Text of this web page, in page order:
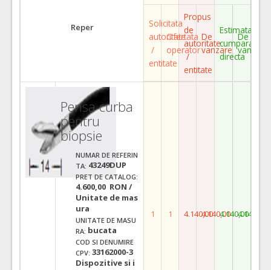
Reper
Solicitata
autoritate
/
entitate
Ofertata
operator
Propus
de
autoritate
/
entitate
De
vanzare
Estimata
cumparare
directa
De
vanzare
Pensa curba
pentru
biopsie
NUMAR DE REFERIN
TA: 43249DUP
PRET DE CATALOG:
4.600,00 RON /
Unitate de mas
ura
UNITATE DE MASU
RA: bucata
COD SI DENUMIRE
CPV: 33162000-3
Dispozitive si i
1 1 4.140,004.140,004.140,004.140,00